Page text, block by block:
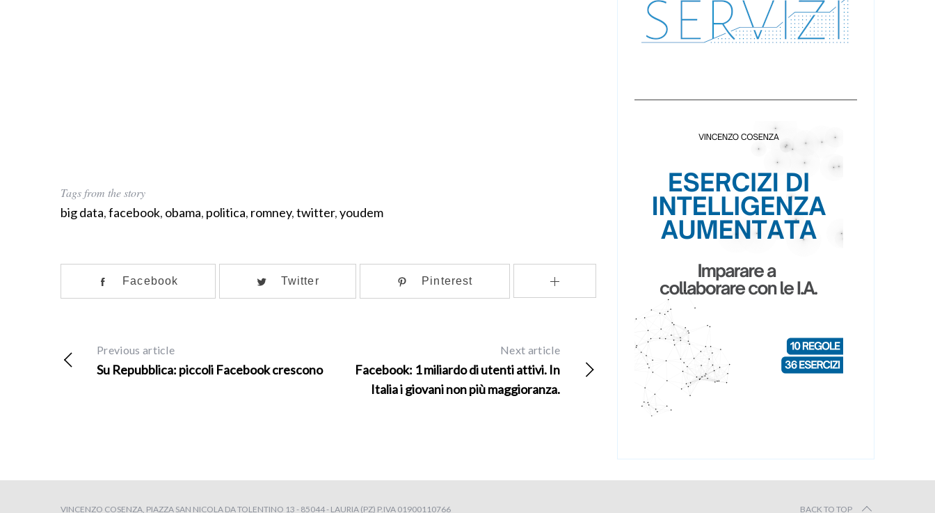
Tags from the story
big data,facebook, obama, politica, romney,twitter,youdem
Facebook Twitter Pinterest
Previous article
Su Repubblica: piccoli Facebook crescono
Next article
Facebook: 1 miliardo di utenti attivi. In
Italia i giovani non più maggioranza.
VINCENZO COSENZA, PIAZZA SAN NICOLA DA TOLENTINO 13 - 85044 - LAURIA (PZ) P.IVA 01900110766 BACK TO TOP